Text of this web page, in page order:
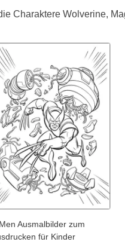
Charaktere Wolverine,
Ausmalbilder zum
für Kinder